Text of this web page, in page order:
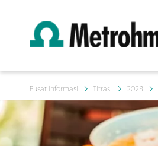
Pusat Informasi Titrasi 2023